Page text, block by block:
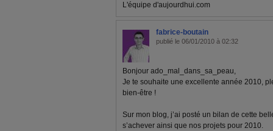
L'équipe d'aujourdhui.com
fabrice-boutain
publié le 06/01/2010 à 02:32
Bonjour ado_mal_dans_sa_peau,
Je te souhaite une excellente année 2010,
bien-être !
Sur mon blog, j’ai posté un bilan de cette
s’achever ainsi que nos projets pour 2010.